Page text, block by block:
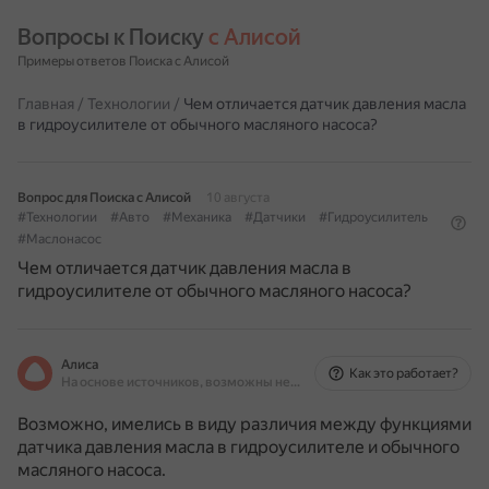
Вопросы к Поиску с Алисой
Примеры ответов Поиска с Алисой
Главная / Технологии / Чем отличается датчик давления масла
в гидроусилителе от обычного масляного насоса?
Вопрос для Поиска с Алисой
10 августа
#Технологии
#Авто #Механика #Датчики
#Гидроусилитель
#Маслонасос
Чем отличается датчик давления масла в
гидроусилителе от обычного масляного насоса?
Алиса
На основе источников, возможны неточности
Как это работает?
Возможно, имелись в виду различия между функциями
датчика давления масла в гидроусилителе и обычного
масляного насоса.